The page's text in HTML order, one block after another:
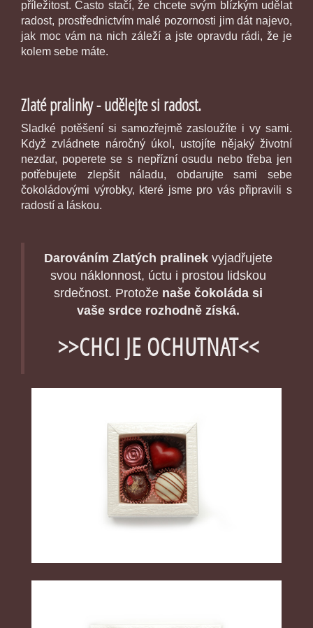
příležitost. Často stačí, že chcete svým blízkým udělat
radost, prostřednictvím malé pozornosti jim dát najevo,
jak moc vám na nich záleží a jste opravdu rádi, že je
kolem sebe máte.
Zlaté pralinky - udělejte si radost.
Sladké potěšení si samozřejmě zasloužíte i vy sami.
Když zvládnete náročný úkol, ustojíte nějaký životní
nezdar, poperete se s nepřízní osudu nebo třeba jen
potřebujete zlepšit náladu, obdarujte sami sebe
čokoládovými výrobky, které jsme pro vás připravili s
radostí a láskou.
Darováním Zlatých pralinek vyjadřujete
svou náklonnost, úctu i prostou lidskou
srdečnost. Protože naše čokoláda si
vaše srdce rozhodně získá.
>>CHCI JE OCHUTNAT<<